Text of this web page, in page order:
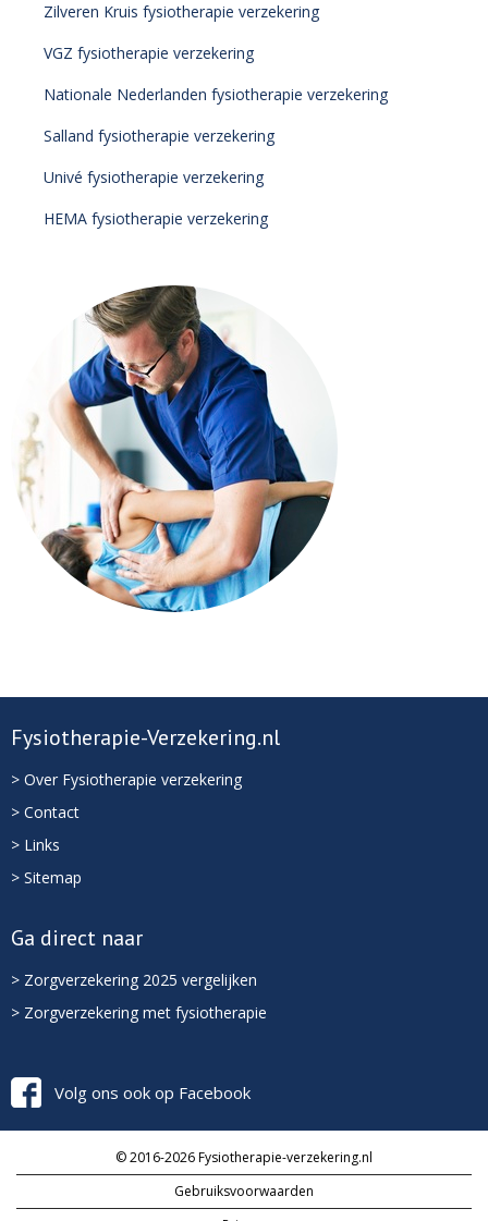
Zilveren Kruis fysiotherapie verzekering
VGZ fysiotherapie verzekering
Nationale Nederlanden fysiotherapie verzekering
Salland fysiotherapie verzekering
Univé fysiotherapie verzekering
HEMA fysiotherapie verzekering
Fysiotherapie-Verzekering.nl
> Over Fysiotherapie verzekering
> Contact
> Links
> Sitemap
Ga direct naar
> Zorgverzekering 2025 vergelijken
> Zorgverzekering met fysiotherapie
Volg ons ook op Facebook
© 2016-2026 Fysiotherapie-verzekering.nl
Gebruiksvoorwaarden